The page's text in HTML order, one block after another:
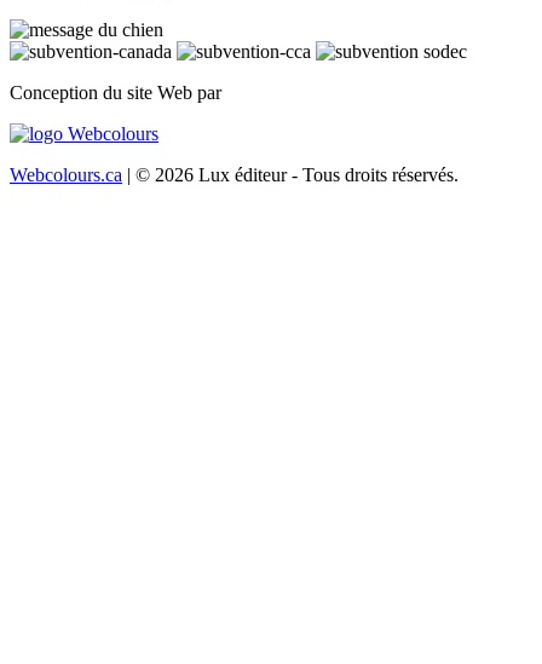
Conception du site Web par
Webcolours.ca | © 2026 Lux éditeur - Tous droits réservés.